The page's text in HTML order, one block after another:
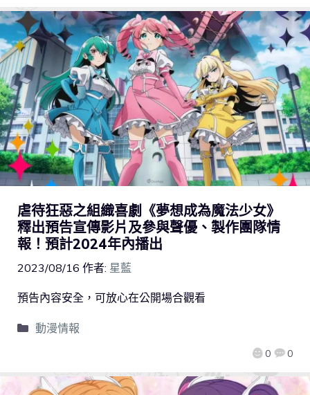
虐待狂惡之組織喜劇《夢想成為魔法少女》
釋出預告宣傳影片及參與聲優、製作團隊情
報！預計2024年內播出
2023/08/16 作者: 星藍
0 0
預告內容安全，可放心在公開場合觀看
動漫情報